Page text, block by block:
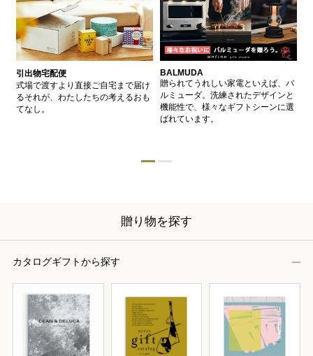
引出物宅配便
式場で渡すより直接ご自宅まで届け
るそれが、わたしたちの考えるおも
てなし。
BALMUDA
贈られてうれしい家電といえば、バ
ルミューダ。洗練されたデザインと
機能性で、様々なギフトシーンに選
ばれています。
贈り物を探す
カタログギフトから探す